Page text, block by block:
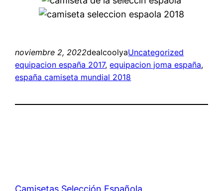
noviembre 2, 2022dealcoolyaUncategorized
equipacion españa 2017, equipacion joma españa
españa camiseta mundial 2018
Camisetas Selección Española